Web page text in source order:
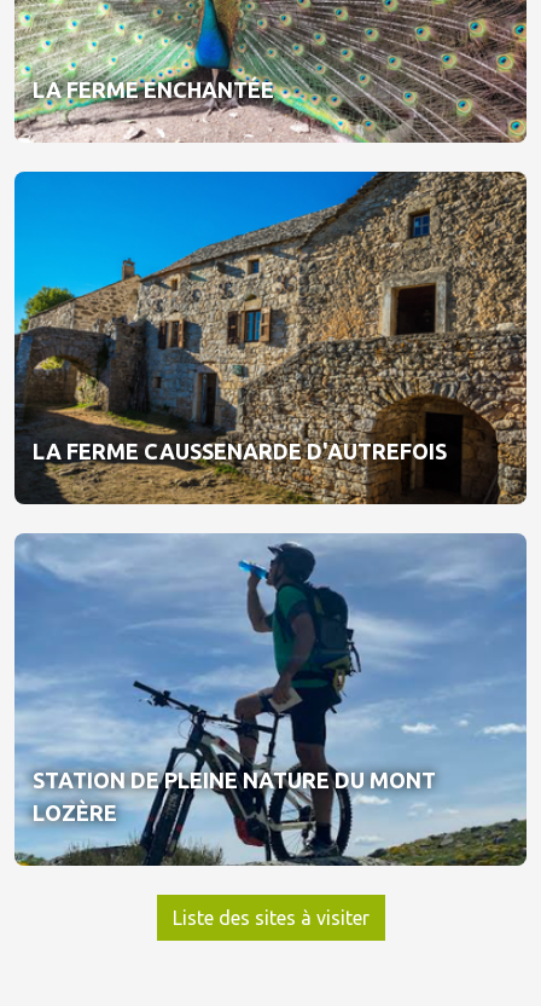
LA FERME ENCHANTÉE
LA FERME CAUSSENARDE D'AUTREFOIS
STATION DE PLEINE NATURE DU MONT
LOZÈRE
Liste des sites à visiter